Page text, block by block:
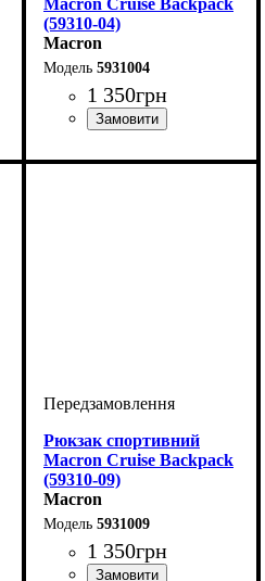
(59310-04)
Macron
5931004
1 350грн
Рюкзак спортивний
Macron Cruise Backpack
(59310-09)
Macron
5931009
1 350грн